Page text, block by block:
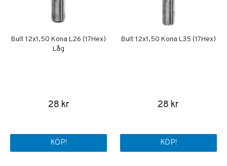
Bult 12x1,50 Kona L26 (17Hex)
Låg
28 kr
KÖP!
Bult 12x1,50 Kona L35 (17Hex)
28 kr
KÖP!